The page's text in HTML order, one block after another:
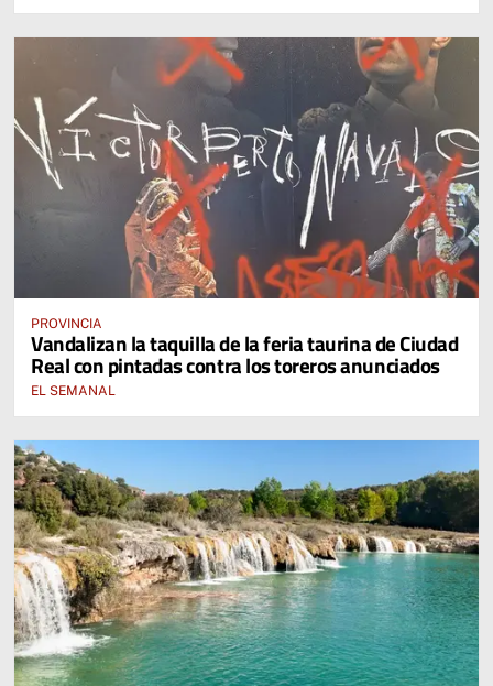
PROVINCIA
Vandalizan la taquilla de la feria taurina de Ciudad
Real con pintadas contra los toreros anunciados
EL SEMANAL